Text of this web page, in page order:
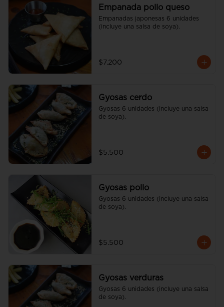
Empanada pollo queso
Empanadas japonesas 6 unidades
(incluye una salsa de soya).
$7.200
Gyosas cerdo
Gyosas 6 unidades (incluye una salsa
de soya).
$5.500
Gyosas pollo
Gyosas 6 unidades (incluye una salsa
de soya).
$5.500
Gyosas verduras
Gyosas 6 unidades (incluye una salsa
de soya).